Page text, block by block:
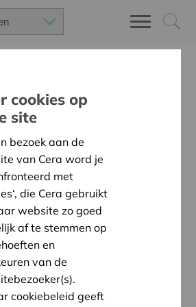
rond in
dankzij Cera en
van de Cera-Zuidreis?
verkende je in drie musea als
tentoonstellingen, maar ook
je van wat het
de audiotours van Route Atlas.
leidde de
cookies op
site
bezoek aan de
van Cera word je
met
die Cera gebruikt
website zo goed
af te stemmen op
en
van de
cookiebeleid geeft